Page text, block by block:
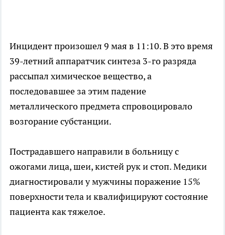
Инцидент произошел 9 мая в 11:10. В это время
39-летний аппаратчик синтеза 3-го разряда
рассыпал химическое вещество, а
последовавшее за этим падение
металлического предмета спровоцировало
возгорание субстанции.
Пострадавшего направили в больницу с
ожогами лица, шеи, кистей рук и стоп. Медики
диагностировали у мужчины поражение 15%
поверхности тела и квалифицируют состояние
пациента как тяжелое.